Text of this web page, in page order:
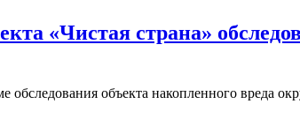
«Чистая страна»
объекта накопленного вреда